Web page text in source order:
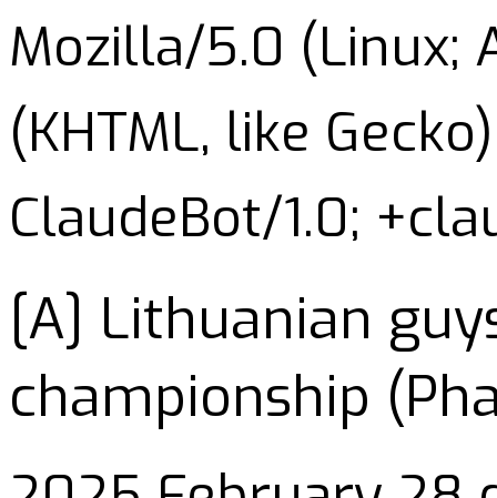
Mozilla/5.0 (Linux;
(KHTML, like
ClaudeBot/1.0;
[A] Lithuanian
championship